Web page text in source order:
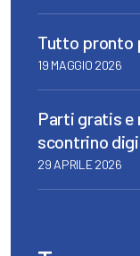
Tutto pronto
19 MAGGIO 2026
Parti gratis e
scontrino
29 APRILE 2026